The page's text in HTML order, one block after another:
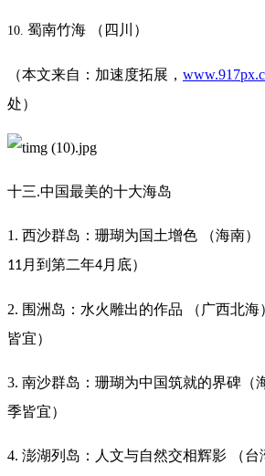
10. 蜀南竹海 （四川）
（本文来自：加速度拓展，
处）
十三.中国最美的十大海岛
1. 西沙群岛：珊瑚为国土增色 （海南
11月到第二年4月底）
2. 围洲岛：水火雕出的作品 （广西北
皆宜）
3. 南沙群岛：珊瑚为中国筑就的界碑（
季皆宜）
4. 澎湖列岛：人文与自然交相辉影 （